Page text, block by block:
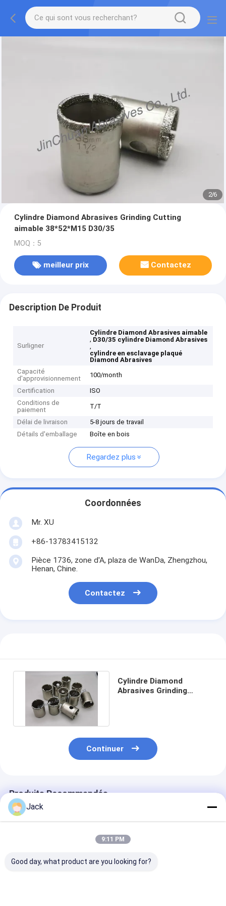
2/6
Cylindre Diamond Abrasives Grinding Cutting
aimable 38*52*M15 D30/35
MOQ：5
meilleur prix Contactez
Description De Produit
Surligner
Cylindre Diamond Abrasives aimable
, D30/35 cylindre Diamond Abrasives
,
cylindre en esclavage plaqué
Diamond Abrasives
Capacité
d'approvisionnement
100/month
Certification
ISO
Conditions de
paiement
T/T
Délai de livraison
5-8 jours de travail
Détails d'emballage
Boîte en bois
Regardez plus
Coordonnées
Mr. XU
+86-13783415132
Pièce 1736, zone d'A, plaza de WanDa, Zhengzhou,
Henan, Chine.
Contactez
Cylindre Diamond
Abrasives Grinding
Continuer
Produits Recommandés
Jack
9:11 PM
Good day, what product are you looking for?